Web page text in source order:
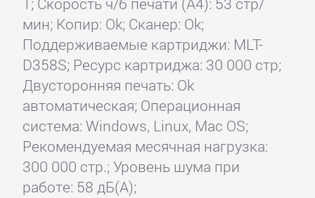
мин; Копир: Ok; Сканер: Ok;
Поддерживаемые картриджи: MLT-
D358S; Ресурс картриджа: 30 000 стр;
Двусторонняя печать: Ok
автоматическая; Операционная
система: Windows, Linux, Mac OS;
Рекомендуемая месячная нагрузка:
300 000 стр.; Уровень шума при
работе: 58 дБ(А);